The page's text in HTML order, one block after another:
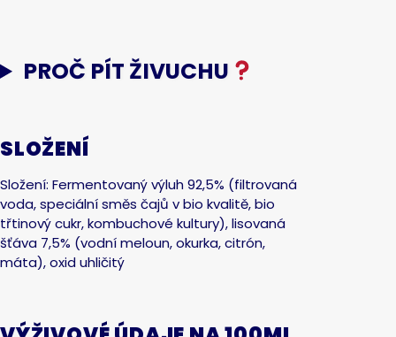
PROČ PÍT ŽIVUCHU
SLOŽENÍ
Složení: Fermentovaný výluh 92,5% (filtrovaná
voda, speciální směs čajů v bio kvalitě, bio
třtinový cukr, kombuchové kultury), lisovaná
šťáva 7,5% (vodní meloun, okurka, citrón,
máta), oxid uhličitý